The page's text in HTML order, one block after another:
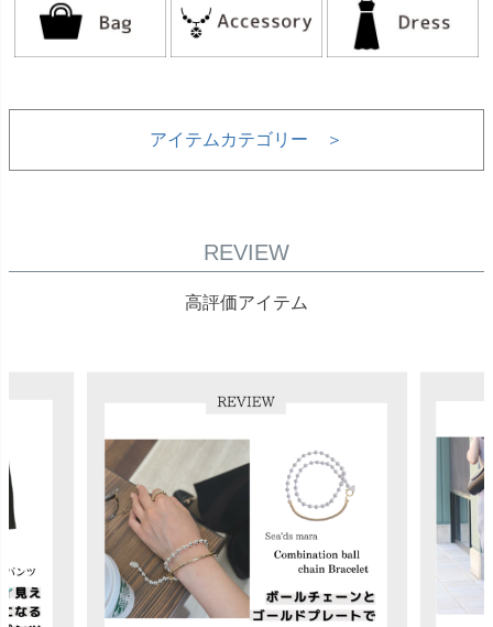
アイテムカテゴリー ＞
REVIEW
高評価アイテム